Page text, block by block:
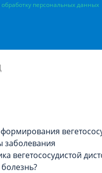
обработку персональных данных
заболевания
вегетососудистой